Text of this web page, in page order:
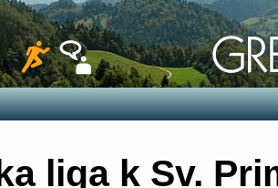
liga k Sv.